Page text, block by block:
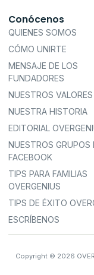
Conócenos
QUIENES SOMOS
CÓMO UNIRTE
MENSAJE DE LOS
FUNDADORES
NUESTROS VALORES
NUESTRA HISTORIA
EDITORIAL
NUESTROS GRUPOS
FACEBOOK
TIPS PARA FAMILIAS
OVERGENIUS
TIPS DE ÉXITO
ESCRÍBENOS
Copyright © 2026